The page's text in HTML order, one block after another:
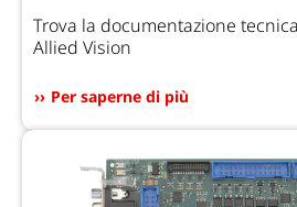
Trova la documentazione
Allied Vision
Per saperne di più